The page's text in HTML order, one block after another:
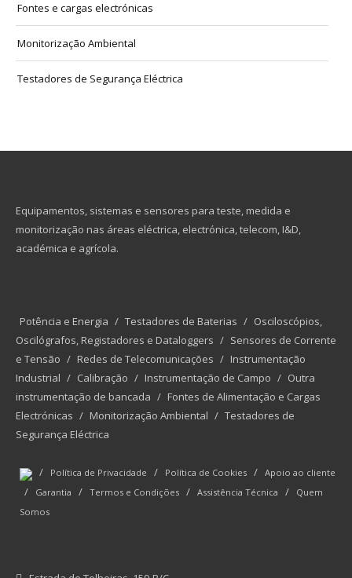
Fontes e cargas electrónicas
Monitorização Ambiental
Testadores de Segurança Eléctrica
Equipamentos, sistemas e sensores para teste, medida e
monitorização nas áreas eléctrica, electrónica, telecom, I&D,
académica e agrícola.
Potência e Energia / Testadores de Baterias / Osciloscópios,
Oscilógrafos, Registadores e Dataloggers / Sensores de Corrente
e Tensão / Redes de Telecomunicações / Instrumentação
Industrial / Calibração / Instrumentação de Campo / Outra
instrumentação de bancada / Fontes de Alimentação e Cargas
Electrónicas / Monitorização Ambiental / Testadores de
Segurança Eléctrica
/ Política de Privacidade / Política de Cookies / Apoio ao cliente
/ Garantia / Termos e Condições / Assistência Técnica /
Quem
Somos